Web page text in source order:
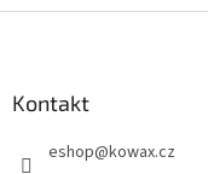
Kontakt
eshop@kowax.cz